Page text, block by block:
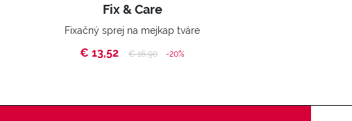
Fix & Care
Fixačný sprej na mejkap tváre
€ 13,52 Price reduced from
€ 16,90to -20%